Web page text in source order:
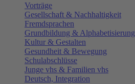
Vorträge
Gesellschaft & Nachhaltigkeit
Fremdsprachen
Grundbildung & Alphabetisierung
Kultur & Gestalten
Gesundheit & Bewegung
Schulabschlüsse
Junge vhs & Familien vhs
Deutsch, Integration